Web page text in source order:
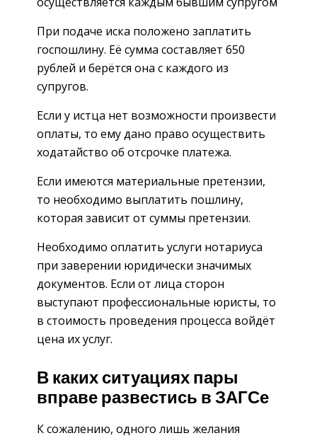
При подаче иска положено заплатить
госпошлину. Её сумма составляет 650
рублей и берётся она с каждого из
супругов.
Если у истца нет возможности произвести
оплаты, то ему дано право осуществить
ходатайство об отсрочке платежа.
Если имеются материальные претензии,
то необходимо выплатить пошлину,
которая зависит от суммы претензии.
Необходимо оплатить услуги нотариуса
при заверении юридически значимых
документов. Если от лица сторон
выступают профессиональные юристы, то
в стоимость проведения процесса войдёт
цена их услуг.
В каких ситуациях пары
вправе развестись в ЗАГСе
К сожалению, одного лишь желания